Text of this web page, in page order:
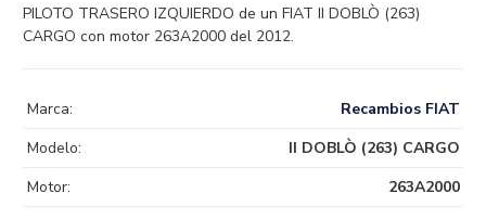
PILOTO TRASERO IZQUIERDO de un FIAT II DOBLÒ (263)
CARGO con motor 263A2000 del 2012.
Marca:
Recambios FIAT
Modelo:
II DOBLÒ (263) CARGO
Motor:
263A2000